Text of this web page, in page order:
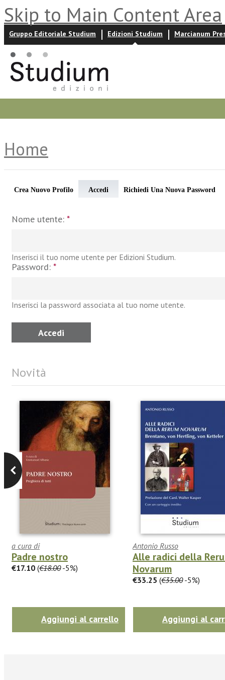
Skip to Main Content Area
Gruppo Editoriale Studium Edizioni Studium Marcianum
Home
Crea Nuovo Profilo Accedi Richiedi Una Nuova Password
Nome utente: *
Inserisci il tuo nome utente per Edizioni Studium.
Password: *
Inserisci la password associata al tuo nome utente.
Novità
a cura di
Padre nostro
€17.10 (€18.00-5%)
Aggiungi al carrello
Antonio Russo
Alle radici della
Novarum
€33.25 (€35.00-5%)
Aggiungi al